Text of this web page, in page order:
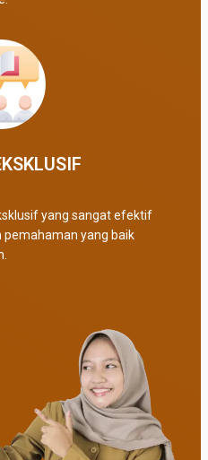
yang sangat efektif
yang baik